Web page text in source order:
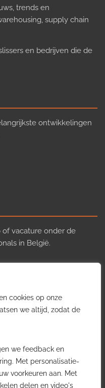
cookies op onze
we altijd, zodat de
we feedback en
Met personalisatie-
voorkeuren aan. Met
delen en video's
trends en
supply chain
en bedrijven die de
ontwikkelingen
of vacature onder de
in België.
sector in uw inbox.
gratis